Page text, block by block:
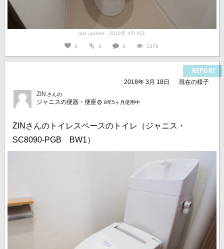
last update : 2018年 4月 6日
0 0 0 1376
REPORT
2018年 3月 18日
現在の様子
ZIN さんの
ジャニスの便器・便座 8年5ヶ月使用中
ZINさんのトイレスペースのトイレ（ジャニス・
SC8090-PGB BW1）